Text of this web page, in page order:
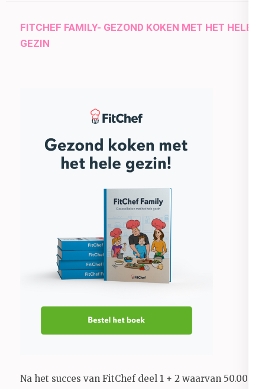
FITCHEF FAMILY- GEZOND KOKEN MET HET HELE
GEZIN
Na het succes van FitChef deel 1 + 2 waarvan 50.000+